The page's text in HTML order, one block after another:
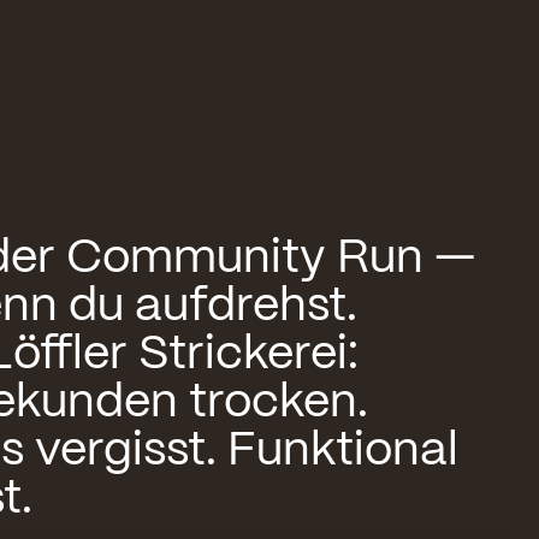
Community Run —
du aufdrehst.
Strickerei:
trocken.
vergisst. Funktional